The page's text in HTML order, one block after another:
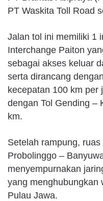
PT Waskita Toll Road
Jalan tol ini memiliki 1
Interchange Paiton
sebagai akses keluar
serta dirancang
kecepatan 100 km per
dengan Tol Gending –
km.
Setelah rampung,
Probolinggo –
menyempurnakan
yang menghubungkan
Pulau Jawa.